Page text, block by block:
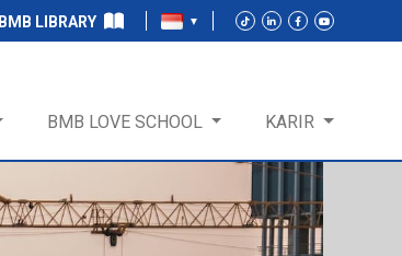
BMB LIBRARY
BMB LOVE SCHOOL KARIR